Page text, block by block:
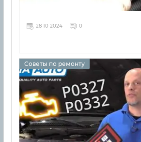
28 10 2024 0
Советы по ремонту